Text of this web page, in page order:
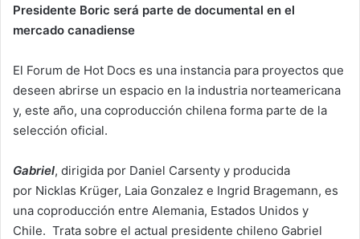
Presidente Boric será parte de documental en el
mercado canadiense
El Forum de Hot Docs es una instancia para proyectos que
deseen abrirse un espacio en la industria norteamericana
y, este año, una coproducción chilena forma parte de la
selección oficial.
Gabriel, dirigida por Daniel Carsenty y producida
por Nicklas Krüger, Laia Gonzalez e Ingrid Bragemann, es
una coproducción entre Alemania, Estados Unidos y
Chile. Trata sobre el actual presidente chileno Gabriel